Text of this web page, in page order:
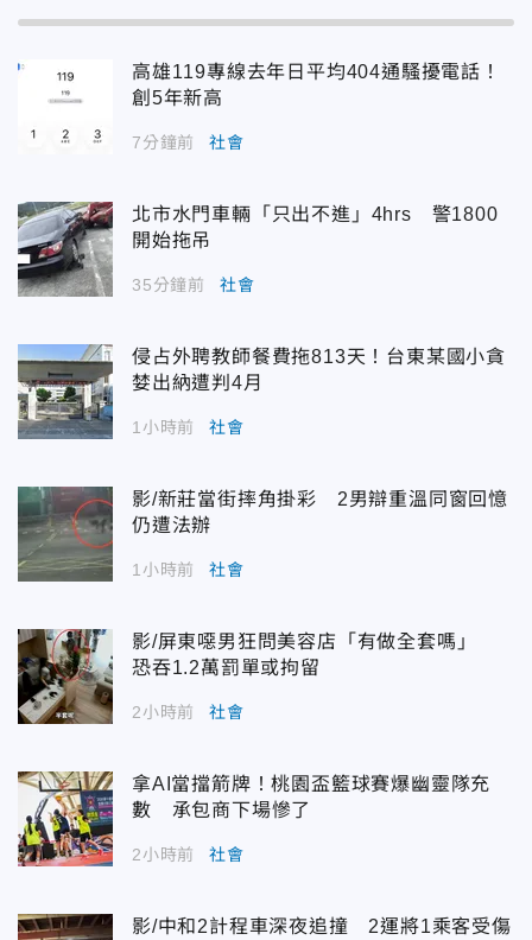
高雄119專線去年日平均404通騷擾電話！
創5年新高
7分鐘前 社會
北市水門車輛「只出不進」4hrs 警1800
開始拖吊
35分鐘前 社會
侵占外聘教師餐費拖813天！台東某國小貪
婪出納遭判4月
1小時前 社會
影/新莊當街摔角掛彩 2男辯重溫同窗回憶
仍遭法辦
1小時前 社會
影/屏東噁男狂問美容店「有做全套嗎」
恐吞1.2萬罰單或拘留
2小時前 社會
拿AI當擋箭牌！桃園盃籃球賽爆幽靈隊充
數 承包商下場慘了
2小時前 社會
影/中和2計程車深夜追撞 2運將1乘客受傷